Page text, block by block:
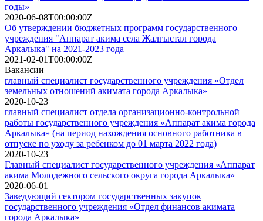
годы»
2020-06-08T00:00:00Z
Об утверждении бюджетных программ государственного
учреждения "Аппарат акима села Жалгыстал города
Аркалыка" на 2021-2023 года
2021-02-01T00:00:00Z
Вакансии
главный специалист государственного учреждения «Отдел
земельных отношений акимата города Аркалыка»
2020-10-23
главный специалист отдела организационно-контрольной
работы государственного учреждения «Аппарат акима города
Аркалыка» (на период нахождения основного работника в
отпуске по уходу за ребенком до 01 марта 2022 года)
2020-10-23
Главный специалист государственного учреждения «Аппарат
акима Молодежного сельского округа города Аркалыка»
2020-06-01
Заведующий сектором государственных закупок
государственного учреждения «Отдел финансов акимата
города Аркалыка»